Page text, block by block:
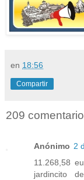
en 18:56
Compartir
209
Anónimo 2
11.268,58
jardincito